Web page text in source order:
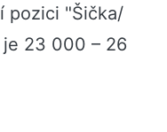
pozici "Šička/
je 23 000 – 26